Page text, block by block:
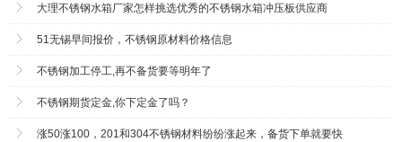
大理不锈钢水箱厂家怎样挑选优秀的不锈钢水箱冲压板供应商
51无锡早间报价，不锈钢原材料价格信息
不锈钢加工停工,再不备货要等明年了
不锈钢期货定金,你下定金了吗？
涨50涨100，201和304不锈钢材料纷纷涨起来，备货下单就要快